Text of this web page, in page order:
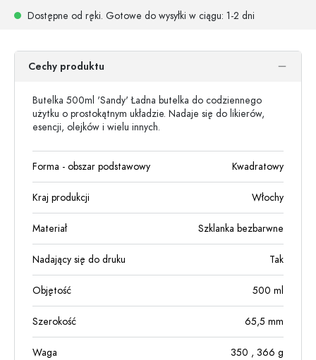
Dostępne od ręki. Gotowe do wysyłki w ciągu: 1-2 dni
Cechy produktu
Butelka 500ml 'Sandy' Ładna butelka do codziennego
użytku o prostokątnym układzie. Nadaje się do likierów,
esencji, olejków i wielu innych.
Forma - obszar podstawowy Kwadratowy
Kraj produkcji Włochy
Materiał Szklanka bezbarwne
Nadający się do druku Tak
Objętość 500 ml
Szerokość 65,5 mm
Waga 350 , 366 g